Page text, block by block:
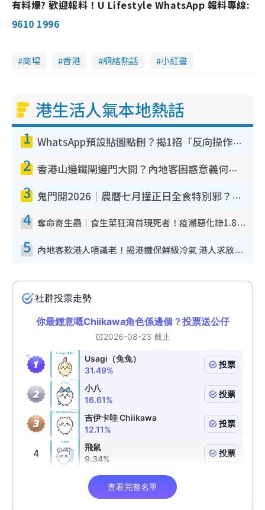
有料爆? 歡迎報料！U Lifestyle WhatsApp 報料專線:
9610 1996
商場 香港 網絡熱話 小紅書
港生活人氣本地熱話
1 WhatsApp預設貼圖點刪？揭1招「反向操作」還原簡潔介面 附3步實測教學
2 香港山邊鐵閘邊門大開？內地客困惑意義何在！網民神回覆：呢種叫法理性防禦
3 鬼門開2026｜農曆七月撞正日全食特別邪？專家警告切忌做一事！揭4大禁忌+2招保平安
4 奪命寄生蟲｜食生菜狂瀉首現死者！疫潮惡化錄1.8萬宗病例 揭洗菜3大謬誤
5 內地客歎港人唔識老！揭港鐵保鮮級冷氣 港人求放過：咪投訴